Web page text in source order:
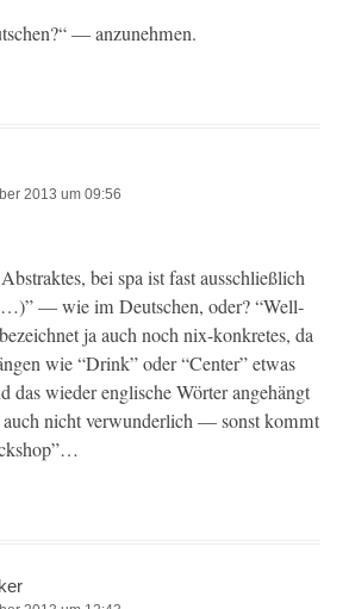
— anzunehmen.
2013 um 09:56
bei spa ist fast auss­chließlich
— wie im Deutschen, oder? “Well­
ja auch noch nix-konkretes, da
wie “Drink” oder “Cen­ter” etwas
das wieder englis­che Wörter ange­hängt
nicht ver­wun­der­lich — son­st kommt